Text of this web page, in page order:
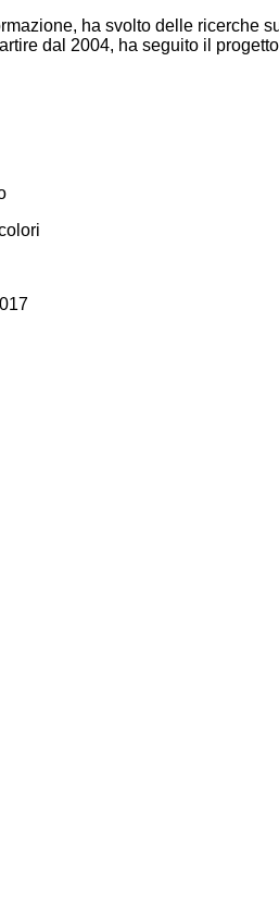
ha svolto delle ricerche
dal 2004, ha seguito il